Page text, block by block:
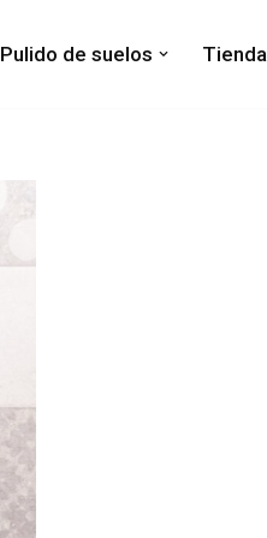
Pulido de suelos Tienda